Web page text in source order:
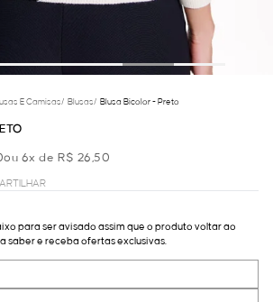
E Camisas/ Blusas/ Blusa Bicolor - Preto
ou 6x de R$ 26,50
para ser avisado assim que o produto voltar ao
saber e receba ofertas exclusivas.